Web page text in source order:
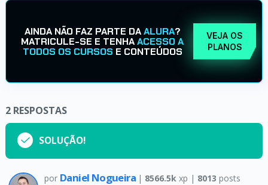
AINDA NÃO FAZ PARTE DAALURA?
MATRICULE-SE E TENHAACESSO A
TODOS OS CURSOS E CONTEÚDOS
VEJA OS
PLANOS
2 RESPOSTAS
SOLUÇÃO!
por Daniel Nogueira | 8566.5k xp | 8013 posts